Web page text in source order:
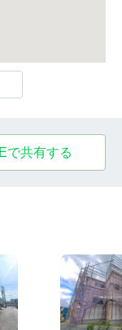
で共有する